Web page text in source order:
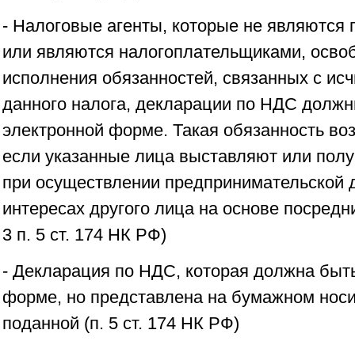
- Налоговые агенты, которые не
или являются налогоплательщиками,
исполнения обязанностей, связанных с
данного налога, декларации по НДС
электронной форме. Такая обязанность
если указанные лица выставляют или
при осуществлении предпринимательской
интересах другого лица на основе
3 п. 5 ст. 174 НК РФ)
- Декларация по НДС, которая должна
форме, но представлена на бумажном
поданной (п. 5 ст. 174 НК РФ)